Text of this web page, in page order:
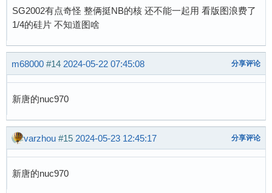
SG2002有点奇怪 整俩挺NB的核 还不能一起用 看版图浪费了
1/4的硅片 不知道图啥
m68000 #14 2024-05-22 07:45:08 分享评论
新唐的nuc970
varzhou #15 2024-05-23 12:45:17 分享评论
新唐的nuc970